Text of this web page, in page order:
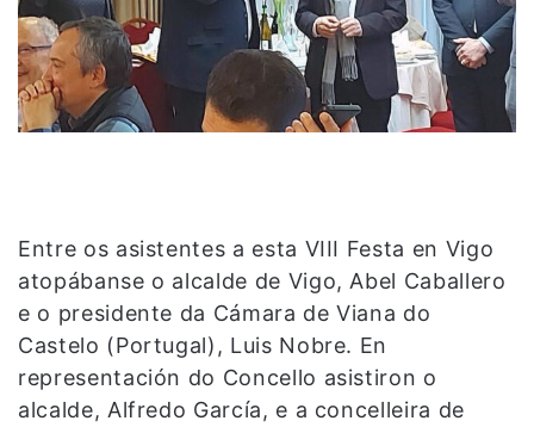
Entre os asistentes a esta VIII Festa en Vigo
atopábanse o alcalde de Vigo, Abel Caballero
e o presidente da Cámara de Viana do
Castelo (Portugal), Luis Nobre. En
representación do Concello asistiron o
alcalde, Alfredo García, e a concelleira de